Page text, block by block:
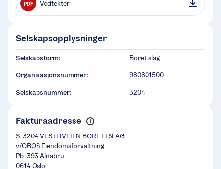
PDF Vedtekter
Selskapsopplysninger
Selskapsform: Borettslag
Organisasjonsnummer: 980801500
Selskapsnummer: 3204
Fakturaadresse
S. 3204 VESTLIVEIEN BORETTSLAG
v/OBOS Eiendomsforvaltning
Pb. 393 Alnabru
0614 Oslo